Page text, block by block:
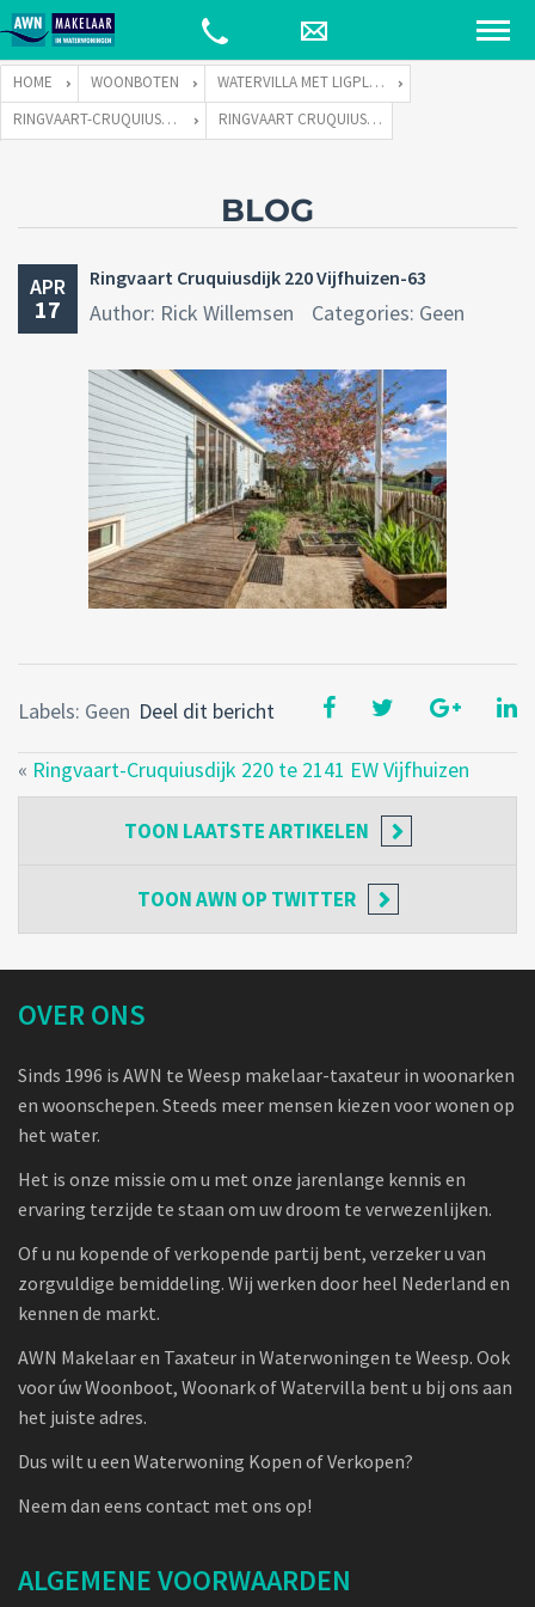
HOME WOONBOTEN
WATERVILLA MET LIGPLAATS
RINGVAART-CRUQUIUSDIJK 220 TE 2141 EW VIJFHUIZEN
RINGVAART CRUQUIUSDIJK 220 VIJFHUIZEN-63
BLOG
APR
17
Ringvaart Cruquiusdijk 220 Vijfhuizen-63
Author: Rick Willemsen Categories: Geen
Deel dit bericht
Labels: Geen
« Ringvaart-Cruquiusdijk 220 te 2141 EW Vijfhuizen
TOON LAATSTE ARTIKELEN
TOONAWN OP TWITTER
OVER ONS
Sinds 1996 is AWN te Weesp makelaar-taxateur in woonarken
en woonschepen. Steeds meer mensen kiezen voor wonen op
het water.
Het is onze missie om u met onze jarenlange kennis en
ervaring terzijde te staan om uw droom te verwezenlijken.
Of u nu kopende of verkopende partij bent, verzeker u van
zorgvuldige bemiddeling. Wij werken door heel Nederland en
kennen de markt.
AWN Makelaar en Taxateur in Waterwoningen te Weesp. Ook
voor úw Woonboot, Woonark of Watervilla bent u bij ons aan
het juiste adres.
Dus wilt u een Waterwoning Kopen of Verkopen?
Neem dan eens contact met ons op!
ALGEMENE VOORWAARDEN